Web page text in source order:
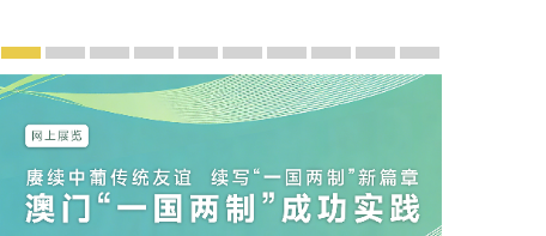
宣传及推广
赓续中葡传统友谊 续写“一国两制”新篇章 — 澳门“一国
澳门名片集
行政长官岑浩辉11月18日发表2026年施政报
施政特写澳门特别行政区经济和社会发展第
横琴粤澳深度合作区专题网站
施政小讲堂
走进澳门澳门相簿2020
《澳门微视